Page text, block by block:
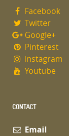
Facebook
Twitter
Google+
Pinterest
Instagram
Youtube
CONTACT
Email